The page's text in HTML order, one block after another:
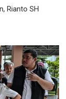
Rianto SH